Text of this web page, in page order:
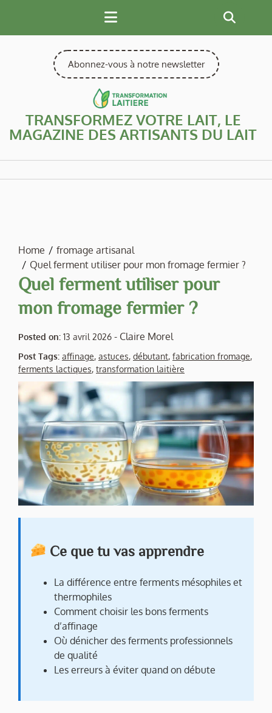
content
Abonnez-vous à notre newsletter
TRANSFORMEZ VOTRE LAIT, LE
MAGAZINE DES ARTISANTS DU LAIT
Home
fromage artisanal
Quel ferment utiliser pour mon fromage fermier ?
Quel ferment utiliser pour
mon fromage fermier ?
Posted on: 13 avril 2026 - Claire Morel
Post Tags: affinage, astuces, débutant, fabrication fromage,
ferments lactiques, transformation laitière
Ce que tu vas apprendre
La différence entre ferments mésophiles et
thermophiles
Comment choisir les bons ferments
d’affinage
Où dénicher des ferments professionnels
de qualité
Les erreurs à éviter quand on débute